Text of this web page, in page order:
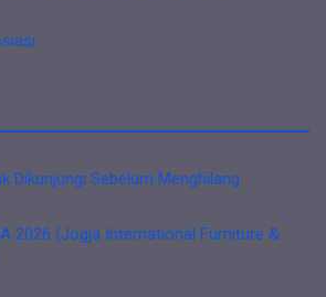
Dikunjungi Sebelum Menghilang
2026 (Jogja International Furniture &